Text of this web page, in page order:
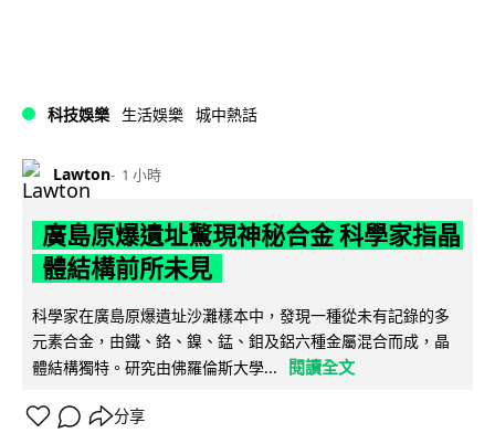
科技娛樂 生活娛樂 城中熱話
Lawton 1 小時
廣島原爆遺址驚現神秘合金 科學家指晶
體結構前所未見
科學家在廣島原爆遺址沙灘樣本中，發現一種從未有記錄的多
元素合金，由鐵、鉻、鎳、錳、鉬及鋁六種金屬混合而成，晶
體結構獨特。研究由佛羅倫斯大學...
閱讀全文
分享